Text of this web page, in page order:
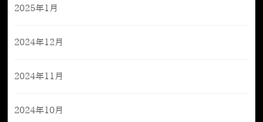
2025年1月
2024年12月
2024年11月
2024年10月